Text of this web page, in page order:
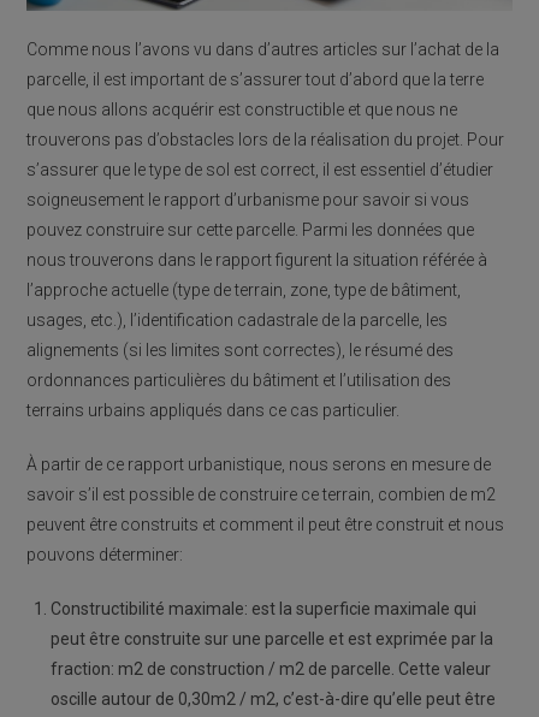
Comme nous l’avons vu dans d’autres articles sur l’achat de la
parcelle, il est important de s’assurer tout d’abord que la terre
que nous allons acquérir est constructible et que nous ne
trouverons pas d’obstacles lors de la réalisation du projet. Pour
s’assurer que le type de sol est correct, il est essentiel d’étudier
soigneusement le rapport d’urbanisme pour savoir si vous
pouvez construire sur cette parcelle. Parmi les données que
nous trouverons dans le rapport figurent la situation référée à
l’approche actuelle (type de terrain, zone, type de bâtiment,
usages, etc.), l’identification cadastrale de la parcelle, les
alignements (si les limites sont correctes), le résumé des
ordonnances particulières du bâtiment et l’utilisation des
terrains urbains appliqués dans ce cas particulier.
À partir de ce rapport urbanistique, nous serons en mesure de
savoir s’il est possible de construire ce terrain, combien de m2
peuvent être construits et comment il peut être construit et nous
pouvons déterminer:
Constructibilité maximale: est la superficie maximale qui
peut être construite sur une parcelle et est exprimée par la
fraction: m2 de construction / m2 de parcelle. Cette valeur
oscille autour de 0,30m2 / m2, c’est-à-dire qu’elle peut être